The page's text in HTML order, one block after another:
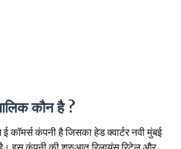
कौन है ?
कॉमर्स कंपनी है जिसका हेड क्वार्टर नवी मुंबई